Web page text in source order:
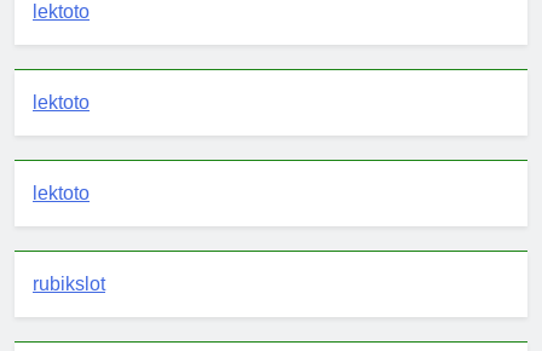
lektoto
lektoto
lektoto
rubikslot